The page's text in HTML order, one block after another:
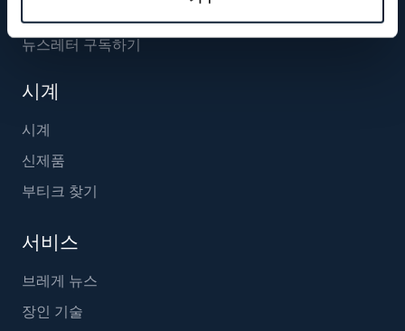
뉴스레터 구독하기
시계
시계
신제품
부티크 찾기
서비스
브레게 뉴스
장인 기술